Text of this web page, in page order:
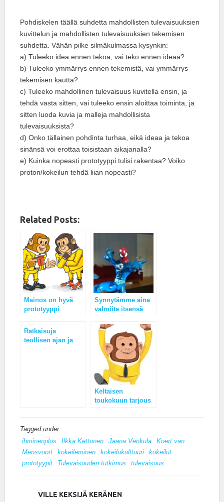
Pohdiskelen täällä suhdetta mahdollisten tulevaisuuksien
kuvittelun ja mahdollisten tulevaisuuksien tekemisen
suhdetta. Vähän pilke silmäkulmassa kysynkin:
a) Tuleeko idea ennen tekoa, vai teko ennen ideaa?
b) Tuleeko ymmärrys ennen tekemistä, vai ymmärrys
tekemisen kautta?
c) Tuleeko mahdollinen tulevaisuus kuvitella ensin, ja
tehdä vasta sitten, vai tuleeko ensin aloittaa toiminta, ja
sitten luoda kuvia ja malleja mahdollisista
tulevaisuuksista?
d) Onko tällainen pohdinta turhaa, eikä ideaa ja tekoa
sinänsä voi erottaa toisistaan aikajanalla?
e) Kuinka nopeasti prototyyppi tulisi rakentaa? Voiko
proton/kokeilun tehdä liian nopeasti?
Related Posts:
Mainos on hyvä
prototyyppi
Synnytämme aina
valmiita itsensä
Ratkaisuja
teollisen ajan ja
Keltaisen
toukokuun tarjous
Tagged under
ihminenplus
Ilkka Kettunen Jaana Venkula
Koert van
Mensvoort
kokeileminen kokeilukulttuuri
kokeilut
prototyypit
Tulevaisuuden tutkimus tulevaisuus
VILLE KEKSIJÄ KERÄNEN